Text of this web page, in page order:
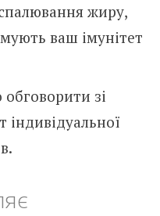
жиру,
ваш імунітет
зі
індивідуальної